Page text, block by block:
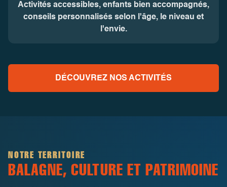
Activités accessibles, enfants bien accompagnés,
conseils personnalisés selon l'âge, le niveau et
l'envie.
DÉCOUVREZ NOS ACTIVITÉS
NOTRE TERRITOIRE
BALAGNE, CULTURE ET PATRIMOINE